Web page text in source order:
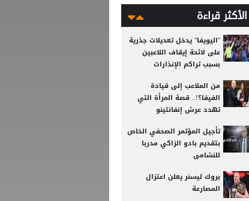
الأكثر قراءة
"اليويفا" يدخل تعديلات جذرية
على لائحة إيقاف اللاعبين
بسبب تراكم الإنذارات
من الملاعب إلى قيادة
الفيفا؟!.. قصة المرأة التي
تهدد عرش إنفانتينو
تأجيل المؤتمر الصحفي الخاص
بتقديم بادو الزاكي مدربا
للنشامى
بروك ليسنر يعلن اعتزال
المصارعة